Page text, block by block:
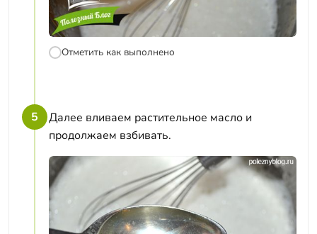
Отметить как выполнено
5
Далее вливаем растительное масло и
продолжаем взбивать.